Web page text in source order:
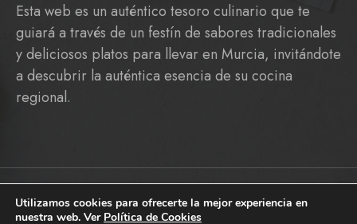
Esta web es un auténtico tesoro culinario que te
guiará a través de un festín de sabores tradicionales
y deliciosos platos para llevar en Murcia, invitándote
a descubrir la auténtica esencia de su cocina
regional.
Copyright © 2026 baulgastronomico.es
Utilizamos cookies para ofrecerte la mejor experiencia en
nuestra web. Ver Política de Cookies